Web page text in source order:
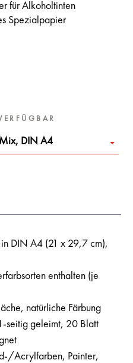
für Alkoholtinten
Spezialpapier
DIN A4
DIN A4 (21 x 29,7 cm),
enthalten (je
natürliche Färbung
seitig geleimt, 20 Blatt
Acrylfarben, Painter,